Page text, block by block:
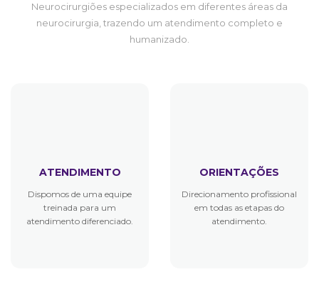
Neurocirurgiões especializados em diferentes áreas da
neurocirurgia, trazendo um atendimento completo e
humanizado.
ATENDIMENTO
Dispomos de uma equipe
treinada para um
atendimento diferenciado.
ORIENTAÇÕES
Direcionamento profissional
em todas as etapas do
atendimento.